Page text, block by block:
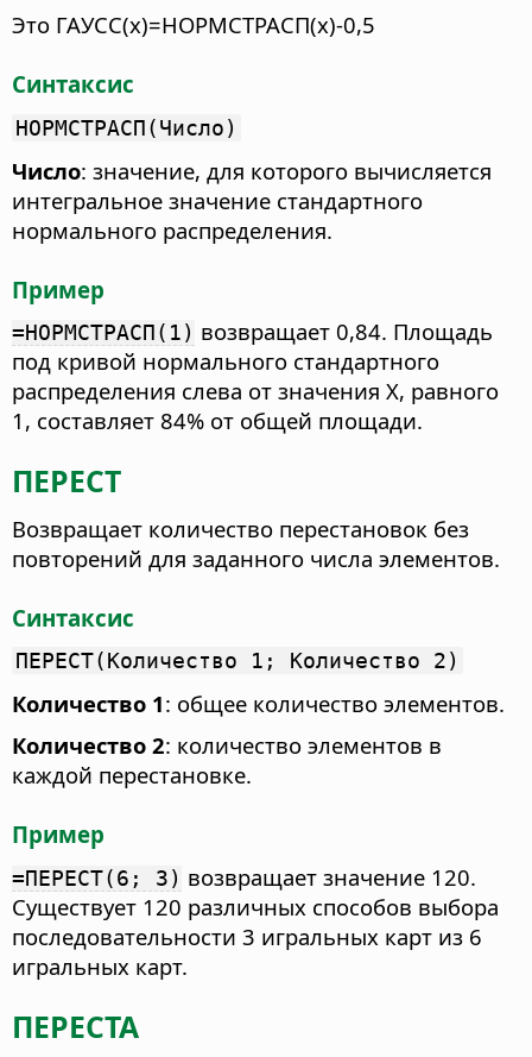
Это ГАУСС(x)=НОРМСТРАСП(x)-0,5
Синтаксис
НОРМСТРАСП(Число)
Число: значение, для которого вычисляется
интегральное значение стандартного
нормального распределения.
Пример
=НОРМСТРАСП(1) возвращает 0,84. Площадь
под кривой нормального стандартного
распределения слева от значения Х, равного
1, составляет 84% от общей площади.
ПЕРЕСТ
Возвращает количество перестановок без
повторений для заданного числа элементов.
Синтаксис
ПЕРЕСТ(Количество 1; Количество 2)
Количество 1: общее количество элементов.
Количество 2: количество элементов в
каждой перестановке.
Пример
=ПЕРЕСТ(6; 3) возвращает значение 120.
Существует 120 различных способов выбора
последовательности 3 игральных карт из 6
игральных карт.
ПЕРЕСТА